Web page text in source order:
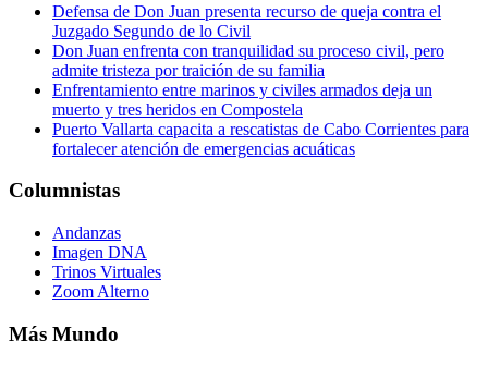
Defensa de Don Juan presenta recurso de queja contra el
Juzgado Segundo de lo Civil
Don Juan enfrenta con tranquilidad su proceso civil, pero
admite tristeza por traición de su familia
Enfrentamiento entre marinos y civiles armados deja un
muerto y tres heridos en Compostela
Puerto Vallarta capacita a rescatistas de Cabo Corrientes para
fortalecer atención de emergencias acuáticas
Columnistas
Andanzas
Imagen DNA
Trinos Virtuales
Zoom Alterno
Más Mundo